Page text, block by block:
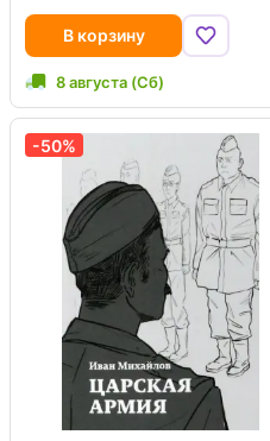
В корзину
8 августа (Сб)
-50%